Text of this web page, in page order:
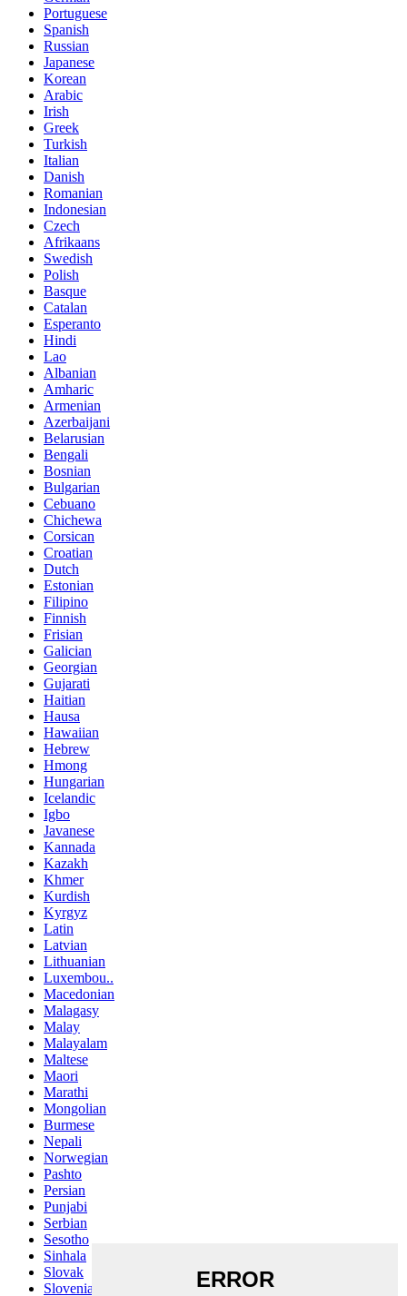
Portuguese
Spanish
Russian
Japanese
Korean
Arabic
Irish
Greek
Turkish
Italian
Danish
Romanian
Indonesian
Czech
Afrikaans
Swedish
Polish
Basque
Catalan
Esperanto
Hindi
Lao
Albanian
Amharic
Armenian
Azerbaijani
Belarusian
Bengali
Bosnian
Bulgarian
Cebuano
Chichewa
Corsican
Croatian
Dutch
Estonian
Filipino
Finnish
Frisian
Galician
Georgian
Gujarati
Haitian
Hausa
Hawaiian
Hebrew
Hmong
Hungarian
Icelandic
Igbo
Javanese
Kannada
Kazakh
Khmer
Kurdish
Kyrgyz
Latin
Latvian
Lithuanian
Luxembou..
Macedonian
Malagasy
Malay
Malayalam
Maltese
Maori
Marathi
Mongolian
Burmese
Nepali
Norwegian
Pashto
Persian
Punjabi
Serbian
Sesotho
Sinhala
Slovak
Slovenian